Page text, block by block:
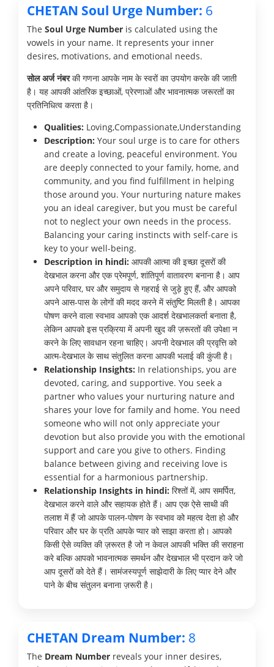
CHETAN Soul Urge Number: 6
The Soul Urge Number is calculated using the
vowels in your name. It represents your inner
desires, motivations, and emotional needs.
सोल अर्ज नंबरकी गणना आपके नाम के स्वरों का उपयोग करके की जाती
है। यह आपकी आंतरिक इच्छाओं, प्रेरणाओं और भावनात्मक जरूरतों का
प्रतिनिधित्व करता है।
Qualities: Loving,Compassionate,Understanding
Description: Your soul urge is to care for others
and create a loving, peaceful environment. You
are deeply connected to your family, home, and
community, and you find fulfillment in helping
those around you. Your nurturing nature makes
you an ideal caregiver, but you must be careful
not to neglect your own needs in the process.
Balancing your caring instincts with self-care is
key to your well-being.
Description in hindi: आपकी आत्मा की इच्छा दूसरों की
देखभाल करना और एक प्रेमपूर्ण, शांतिपूर्ण वातावरण बनाना है। आप
अपने परिवार, घर और समुदाय से गहराई से जुड़े हुए हैं, और आपको
अपने आस-पास के लोगों की मदद करने में संतुष्टि मिलती है। आपका
पोषण करने वाला स्वभाव आपको एक आदर्श देखभालकर्ता बनाता है,
लेकिन आपको इस प्रक्रिया में अपनी खुद की ज़रूरतों की उपेक्षा न
करने के लिए सावधान रहना चाहिए। अपनी देखभाल की प्रवृत्ति को
आत्म-देखभाल के साथ संतुलित करना आपकी भलाई की कुंजी है।
Relationship Insights: In relationships, you are
devoted, caring, and supportive. You seek a
partner who values your nurturing nature and
shares your love for family and home. You need
someone who will not only appreciate your
devotion but also provide you with the emotional
support and care you give to others. Finding
balance between giving and receiving love is
essential for a harmonious partnership.
Relationship Insights in hindi: रिश्तों में, आप समर्पित,
देखभाल करने वाले और सहायक होते हैं। आप एक ऐसे साथी की
तलाश में हैं जो आपके पालन-पोषण के स्वभाव को महत्व देता हो और
परिवार और घर के प्रति आपके प्यार को साझा करता हो। आपको
किसी ऐसे व्यक्ति की ज़रूरत है जो न केवल आपकी भक्ति की सराहना
करे बल्कि आपको भावनात्मक समर्थन और देखभाल भी प्रदान करे जो
आप दूसरों को देते हैं। सामंजस्यपूर्ण साझेदारी के लिए प्यार देने और
पाने के बीच संतुलन बनाना ज़रूरी है।
CHETAN Dream Number: 8
The Dream Number reveals your inner desires,